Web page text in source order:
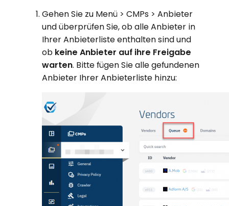
Gehen Sie zu Menü > CMPs > Anbieter
und überprüfen Sie, ob alle Anbieter in
Ihrer Anbieterliste enthalten sind und
ob keine Anbieter auf ihre Freigabe
warten. Bitte fügen Sie alle gefundenen
Anbieter Ihrer Anbieterliste hinzu: